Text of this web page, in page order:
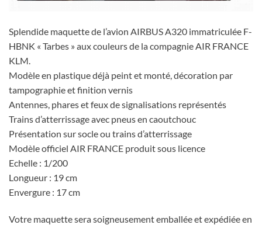
Splendide maquette de l’avion AIRBUS A320 immatriculée F-
HBNK « Tarbes » aux couleurs de la compagnie AIR FRANCE
KLM.
Modèle en plastique déjà peint et monté, décoration par
tampographie et finition vernis
Antennes, phares et feux de signalisations représentés
Trains d’atterrissage avec pneus en caoutchouc
Présentation sur socle ou trains d’atterrissage
Modèle officiel AIR FRANCE produit sous licence
Echelle : 1/200
Longueur : 19 cm
Envergure : 17 cm
Votre maquette sera soigneusement emballée et expédiée en